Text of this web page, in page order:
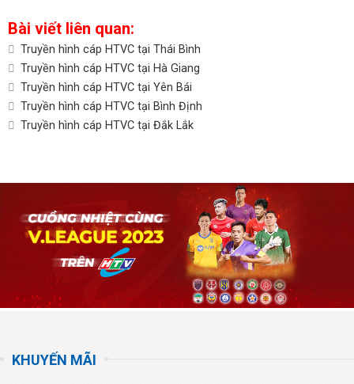
Bài viết liên quan:
Truyền hình cáp HTVC tại Thái Bình
Truyền hình cáp HTVC tại Hà Giang
Truyền hình cáp HTVC tại Yên Bái
Truyền hình cáp HTVC tại Bình Định
Truyền hình cáp HTVC tại Đắk Lắk
KHUYẾN MÃI